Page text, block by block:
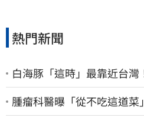
熱門新聞
白海豚「這時」最靠近台灣
腫瘤科醫曝「從不吃這道菜